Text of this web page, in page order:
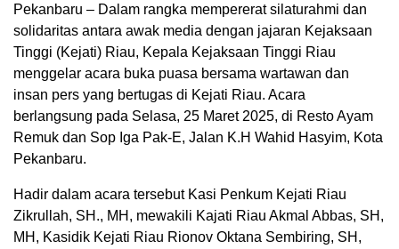
Pekanbaru – Dalam rangka mempererat silaturahmi dan
solidaritas antara awak media dengan jajaran Kejaksaan
Tinggi (Kejati) Riau, Kepala Kejaksaan Tinggi Riau
menggelar acara buka puasa bersama wartawan dan
insan pers yang bertugas di Kejati Riau. Acara
berlangsung pada Selasa, 25 Maret 2025, di Resto Ayam
Remuk dan Sop Iga Pak-E, Jalan K.H Wahid Hasyim, Kota
Pekanbaru.
Hadir dalam acara tersebut Kasi Penkum Kejati Riau
Zikrullah, SH., MH, mewakili Kajati Riau Akmal Abbas, SH,
MH, Kasidik Kejati Riau Rionov Oktana Sembiring, SH,